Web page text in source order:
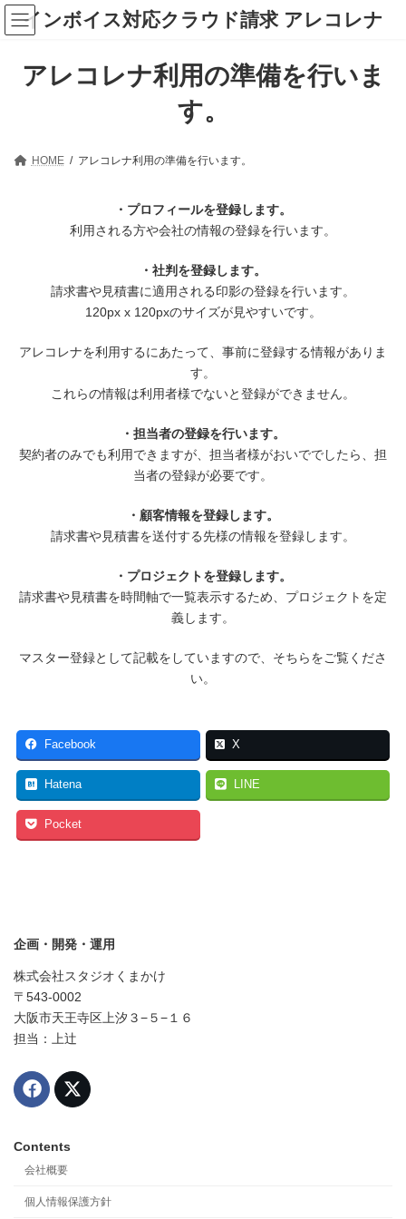
コ
ン
テ
ナ
ビ
ゲ
インボイス対応クラウド請求 アレコレナ
アレコレナ利用の準備を行いま
す。
HOME アレコレナ利用の準備を行います。
・プロフィールを登録します。
利用される方や会社の情報の登録を行います。
・社判を登録します。
請求書や見積書に適用される印影の登録を行います。
120px x 120pxのサイズが見やすいです。
アレコレナを利用するにあたって、事前に登録する情報がありま
す。
これらの情報は利用者様でないと登録ができません。
・担当者の登録を行います。
契約者のみでも利用できますが、担当者様がおいででしたら、担
当者の登録が必要です。
・顧客情報を登録します。
請求書や見積書を送付する先様の情報を登録します。
・プロジェクトを登録します。
請求書や見積書を時間軸で一覧表示するため、プロジェクトを定
義します。
マスター登録として記載をしていますので、そちらをご覧くださ
い。
Facebook X
Hatena LINE
Pocket
企画・開発・運用
株式会社スタジオくまかけ
〒543-0002
大阪市天王寺区上汐３−５−１６
担当：上辻
Contents
会社概要
個人情報保護方針